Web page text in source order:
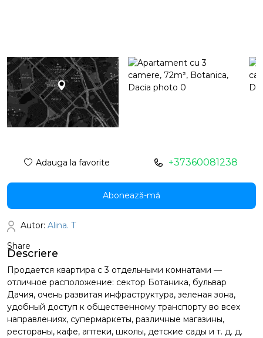
Descriere
Продается квартира с 3 отдельными комнатами —
отличное расположение: сектор Ботаника, бульвар
Дачия, очень развитая инфраструктура, зеленая зона,
удобный доступ к общественному транспорту во всех
направлениях, супермаркеты, различные магазины,
рестораны, кафе, аптеки, школы, детские сады и т. д. д.
Adauga la favorite +37360081238
Abonează-mă
Autor: Alina. T
Share